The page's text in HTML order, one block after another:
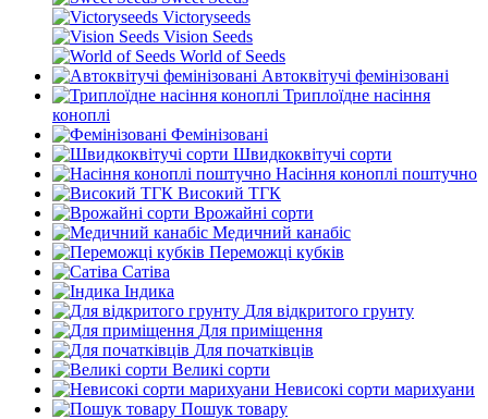
Victoryseeds
Vision Seeds
World of Seeds
Автоквітучі фемінізовані
Триплоїдне насіння
коноплі
Фемінізовані
Швидкоквітучі сорти
Насіння коноплі поштучно
Високий ТГК
Врожайні сорти
Медичний канабіс
Переможці кубків
Сатіва
Індика
Для відкритого грунту
Для приміщення
Для початківців
Великі сорти
Невисокі сорти марихуани
Пошук товару